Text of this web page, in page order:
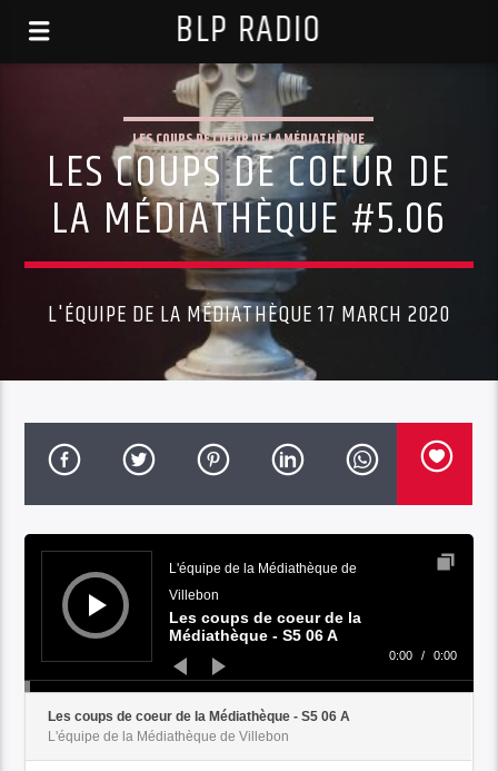
BLP RADIO
LES COUPS DE COEUR DE LA MÉDIATHÈQUE
LES COUPS DE COEUR DE
LA MÉDIATHÈQUE #5.06
L'ÉQUIPE DE LA MÉDIATHÈQUE 17 MARCH 2020
Audio
Player
L'équipe de la Médiathèque de
Villebon
Les coups de coeur de la
Médiathèque - S5 06 A
0:00 / 0:00
Les coups de coeur de la Médiathèque - S5 06 A
L'équipe de la Médiathèque de Villebon